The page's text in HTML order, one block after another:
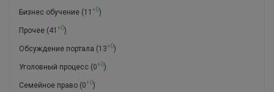
Бизнес обучение (11 +0)
Прочее (41 +0)
Обсуждение портала (13+0)
Уголовный процесс (0+0)
Семейное право (0+0)